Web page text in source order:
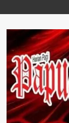
content